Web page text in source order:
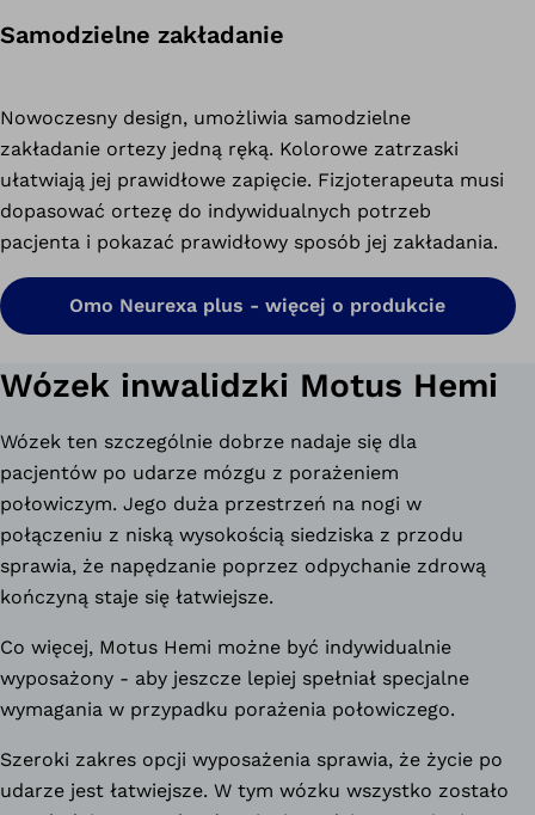
Samodzielne zakładanie
Nowoczesny design, umożliwia samodzielne
zakładanie ortezy jedną ręką. Kolorowe zatrzaski
ułatwiają jej prawidłowe zapięcie. Fizjoterapeuta musi
dopasować ortezę do indywidualnych potrzeb
pacjenta i pokazać prawidłowy sposób jej zakładania.
Omo Neurexa plus - więcej o produkcie
Wózek inwalidzki Motus Hemi
Wózek ten szczególnie dobrze nadaje się dla
pacjentów po udarze mózgu z porażeniem
połowiczym. Jego duża przestrzeń na nogi w
połączeniu z niską wysokością siedziska z przodu
sprawia, że napędzanie poprzez odpychanie zdrową
kończyną staje się łatwiejsze.
Co więcej, Motus Hemi możne być indywidualnie
wyposażony - aby jeszcze lepiej spełniał specjalne
wymagania w przypadku porażenia połowiczego.
Szeroki zakres opcji wyposażenia sprawia, że życie po
udarze jest łatwiejsze. W tym wózku wszystko zostało